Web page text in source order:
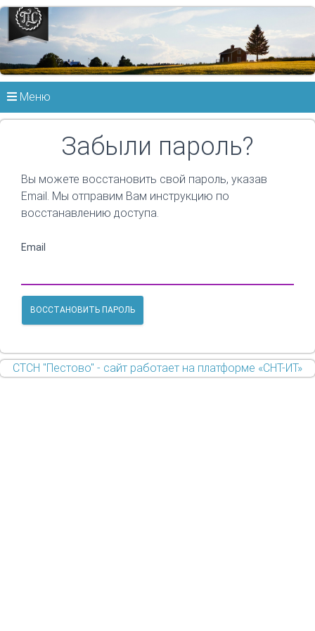
Меню
Забыли пароль?
Вы можете восстановить свой пароль, указав
Email. Мы отправим Вам инструкцию по
восстанавлению доступа.
Email
СТСН "Пестово" - сайт работает на платформе «СНТ-ИТ»